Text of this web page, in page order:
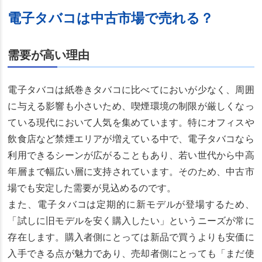
電子タバコは中古市場で売れる？
需要が高い理由
電子タバコは紙巻きタバコに比べてにおいが少なく、周囲
に与える影響も小さいため、喫煙環境の制限が厳しくなっ
ている現代において人気を集めています。特にオフィスや
飲食店など禁煙エリアが増えている中で、電子タバコなら
利用できるシーンが広がることもあり、若い世代から中高
年層まで幅広い層に支持されています。そのため、中古市
場でも安定した需要が見込めるのです。
また、電子タバコは定期的に新モデルが登場するため、
「試しに旧モデルを安く購入したい」というニーズが常に
存在します。購入者側にとっては新品で買うよりも安価に
入手できる点が魅力であり、売却者側にとっても「まだ使